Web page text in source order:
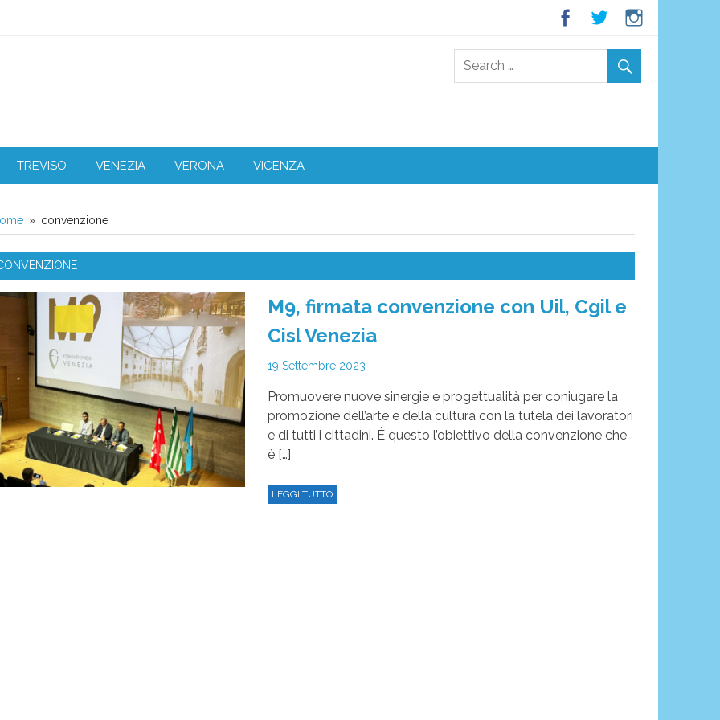
TREVISO VENEZIA VERONA VICENZA
convenzione
M9, firmata convenzione con Uil, Cgil e
Cisl Venezia
19 Settembre 2023
Promuovere nuove sinergie e progettualità per coniugare la
promozione dell’arte e della cultura con la tutela dei lavoratori
e di tutti i cittadini. È questo l’obiettivo della convenzione che
è […]
LEGGI TUTTO